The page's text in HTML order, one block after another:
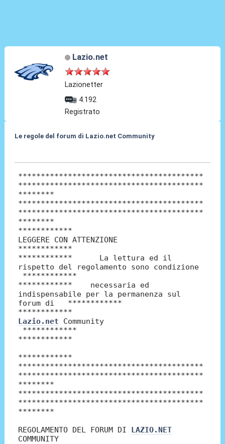
Lazio.net
Lazionetter
4.192
Registrato
Le regole del forum di Lazio.net Community
*****************************************
*****************************************
********
*****************************************
*****************************************
********
************
LEGGERE CON ATTENZIONE
************
************ La lettura ed il
rispetto del regolamento sono condizione
************
************ necessaria ed
indispensabile per la permanenza sul
forum di ************
************
Lazio.net Community
************
************
************
*****************************************
*****************************************
********
*****************************************
*****************************************
********
REGOLAMENTO DEL FORUM DI LAZIO.NET
COMMUNITY